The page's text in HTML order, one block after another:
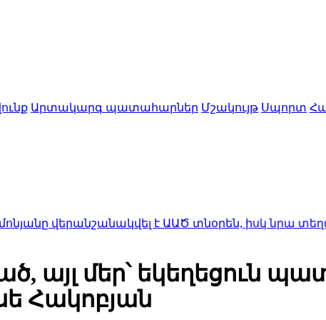
Արտակարգ պատահարներ Մշակույթ Սպորտ
է ԱԱԾ տնօրեն, իսկ նրա տեղակալ
այլ մեր՝ եկեղեցուն
Հակոբյան